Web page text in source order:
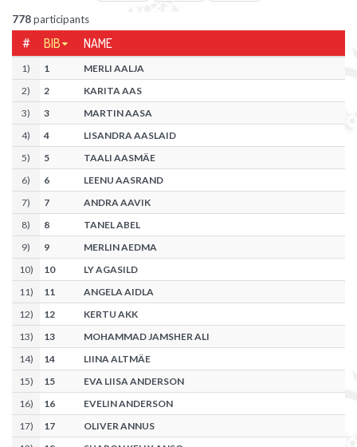
778participants
# BIB NAME
1) 1
MERLI AALJA
2) 2
KARITA AAS
3) 3
MARTIN AASA
4) 4
LISANDRA AASLAID
5) 5
TAALI AASMÄE
6) 6
LEENU AASRAND
7) 7
ANDRA AAVIK
8) 8
TANEL ABEL
9) 9
MERLIN AEDMA
10) 10
LY AGASILD
11) 11
ANGELA AIDLA
12) 12
KERTU AKK
13) 13
MOHAMMAD JAMSHER ALI
14) 14
LIINA ALTMÄE
15) 15
EVA LIISA ANDERSON
16) 16
EVELIN ANDERSON
17) 17
OLIVER ANNUS